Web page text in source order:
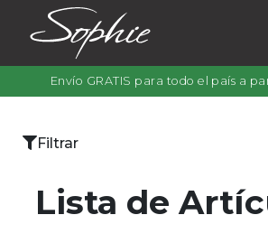
Envío GRATIS para todo el país a
×
Filtrar
Lista de